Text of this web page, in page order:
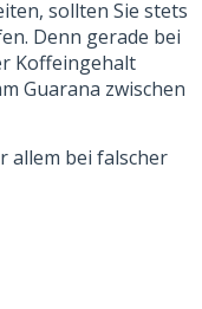
sollten Sie stets
Denn gerade bei
Koffeingehalt
Guarana zwischen
allem bei falscher